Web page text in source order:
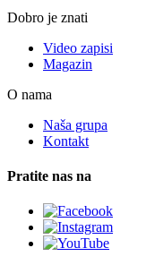
Dobro je znati
Video zapisi
Magazin
O nama
Naša grupa
Kontakt
Pratite nas na